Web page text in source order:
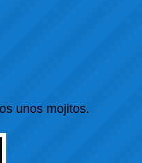
unos mojitos.